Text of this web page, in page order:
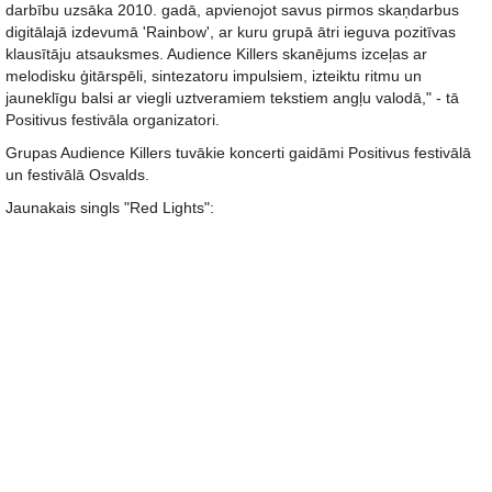
darbību uzsāka 2010. gadā, apvienojot savus pirmos skaņdarbus
digitālajā izdevumā 'Rainbow', ar kuru grupā ātri ieguva pozitīvas
klausītāju atsauksmes. Audience Killers skanējums izceļas ar
melodisku ģitārspēli, sintezatoru impulsiem, izteiktu ritmu un
jauneklīgu balsi ar viegli uztveramiem tekstiem angļu valodā," - tā
Positivus festivāla organizatori.
Grupas Audience Killers tuvākie koncerti gaidāmi Positivus festivālā
un festivālā Osvalds.
Jaunakais singls "Red Lights":